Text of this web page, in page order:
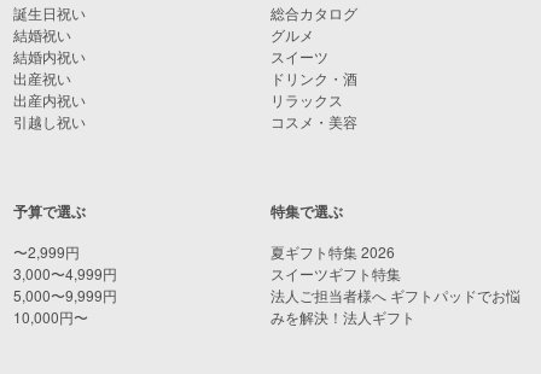
誕生日祝い
結婚祝い
結婚内祝い
出産祝い
出産内祝い
引越し祝い
予算で選ぶ
〜2,999円
3,000〜4,999円
5,000〜9,999円
10,000円〜
総合カタログ
グルメ
スイーツ
ドリンク・酒
リラックス
コスメ・美容
特集で選ぶ
夏ギフト特集 2026
スイーツギフト特集
法人ご担当者様へ ギフトパッドでお悩
みを解決！法人ギフト